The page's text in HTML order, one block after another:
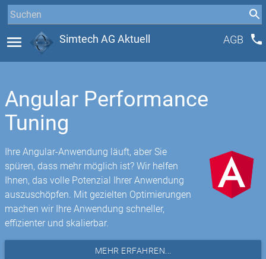
menu Simtech AG Aktuell AGB phone
Angular Performance
Tuning
Ihre Angular-Anwendung läuft, aber Sie
spüren, dass mehr möglich ist? Wir helfen
Ihnen, das volle Potenzial Ihrer Anwendung
auszuschöpfen. Mit gezielten Optimierungen
machen wir Ihre Anwendung schneller,
effizienter und skalierbar.
MEHR ERFAHREN...